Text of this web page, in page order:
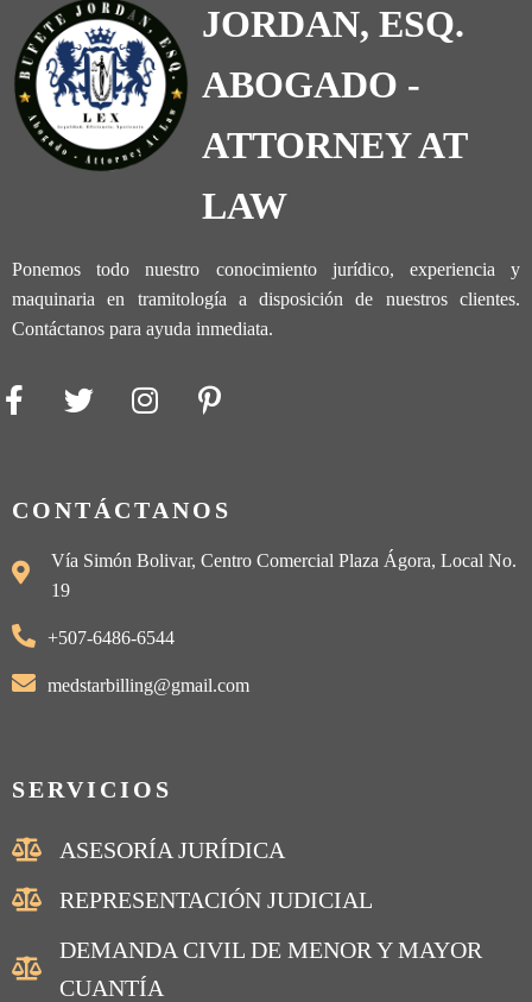
JORDAN, ESQ.
ABOGADO -
ATTORNEY AT
LAW
Ponemos todo nuestro conocimiento jurídico, experiencia y
maquinaria en tramitología a disposición de nuestros clientes.
Contáctanos para ayuda inmediata.
CONTÁCTANOS
Vía Simón Bolivar, Centro Comercial Plaza Ágora, Local No.
19
+507-6486-6544
medstarbilling@gmail.com
SERVICIOS
ASESORÍA JURÍDICA
REPRESENTACIÓN JUDICIAL
DEMANDA CIVIL DE MENOR Y MAYOR
CUANTÍA